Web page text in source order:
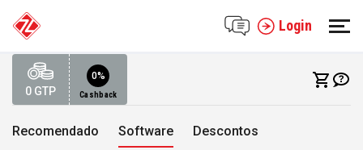
Login
Recomendado Software Descontos
0 GTP
0%
Cashback